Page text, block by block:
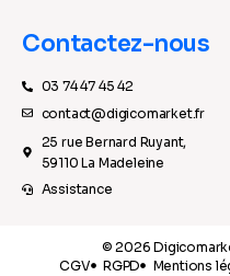
Contactez-nous
03 74 47 45 42
contact@digicomarket.fr
25 rue Bernard Ruyant,
59110 La Madeleine
Assistance
© 2026
CGV
RGPD Mentions